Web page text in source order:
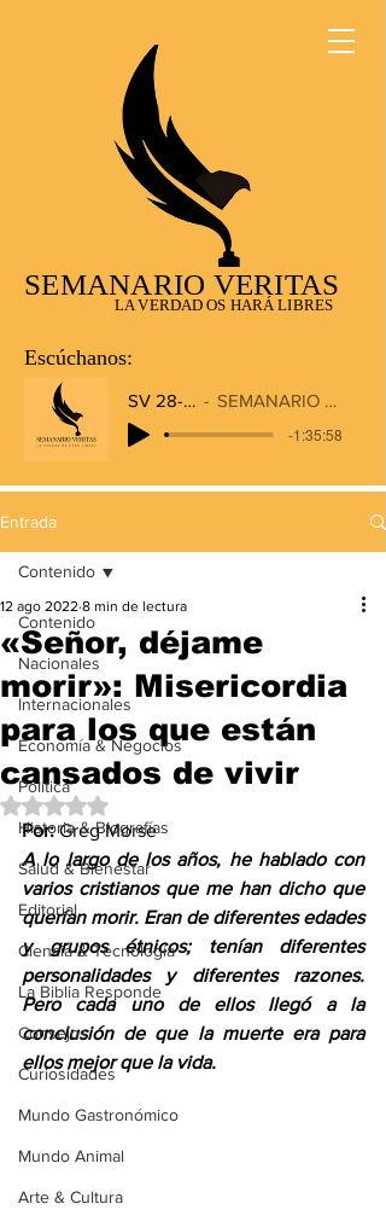
SEMANARIO VERITAS
LA VERDAD OS HARÁ LIBRES
Escúchanos:
SV 28-12-2025
SEMANARIO VERITAS RADIO
-1:35:58
Entrada
Contenido
Nacionales
Internacionales
Economía & Negocios
Política
Historia & Biografías
Salud & Bienestar
Editorial
Ciencia & Tecnología
La Biblia Responde
Consejos
Curiosidades
Mundo Gastronómico
Mundo Animal
Arte & Cultura
Contenido
«Señor, déjame
morir»: Misericordia
para los que están
cansados de vivir
12 ago 2022 8 min de lectura
Obtuvo NaN de 5 estrellas.
Por: Greg Morse
A lo largo de los años, he hablado con
varios cristianos que me han dicho que
querían morir. Eran de diferentes edades
y grupos étnicos; tenían diferentes
personalidades y diferentes razones.
Pero cada uno de ellos llegó a la
conclusión de que la muerte era para
ellos mejor que la vida.